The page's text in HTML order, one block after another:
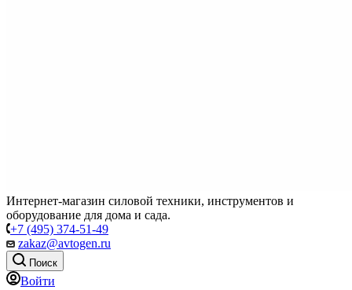
Интернет-магазин силовой техники, инструментов и
оборудование для дома и сада.
+7 (495) 374-51-49
zakaz@avtogen.ru
Поиск
Войти